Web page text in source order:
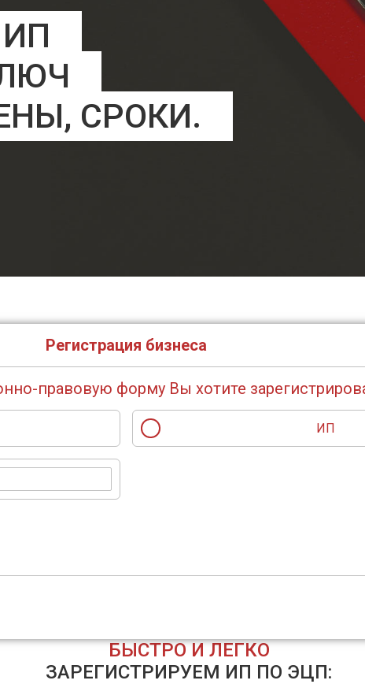
СРОКИ.
Регистрация бизнеса
правовую форму Вы хотите
ИП
БЫСТРО И ЛЕГКО
ЗАРЕГИСТРИРУЕМ ИП ПО ЭЦП: